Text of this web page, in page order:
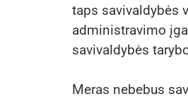
taps savivaldybės
administravimo
savivaldybės
Meras nebebus